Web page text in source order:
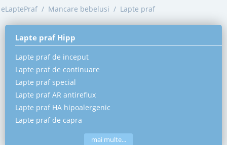
eLaptePraf / Mancare bebelusi / Lapte praf
Lapte praf Hipp
Lapte praf de inceput
Lapte praf de continuare
Lapte praf special
Lapte praf AR antireflux
Lapte praf HA hipoalergenic
Lapte praf de capra
mai multe...